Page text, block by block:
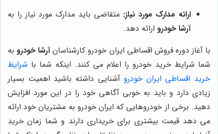
ارائه مدارک مورد نیاز: متقاضی باید مدارک مورد نیاز را به
آرشا خودرو ارائه دهد.
با آغاز دوره فروش اقساطی ایران خودرو کارشناسانآرشا خودروبه
شما شرایط خرید خودرو را اعلام می کنند. اینکه شما با شرایط
خرید اقساطی ایران خودرو آشنایی داشته باشید اهمیت بسیار
زیادی دارد و باید به خوبی آگاهی خود را در این مورد افزایش
دهید. برخی از خودروهایی که ایران خودرو به مشتریان خود ارائه
می دهد قیمت بیشتری برای خریداری دارند و شما زمان خرید